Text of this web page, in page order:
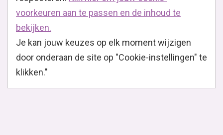
Gerelateerde Berichten